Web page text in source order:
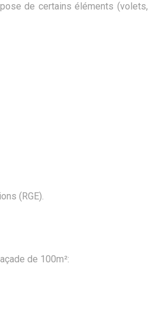
de certains éléments (volets,
(RGE).
de 100m²: